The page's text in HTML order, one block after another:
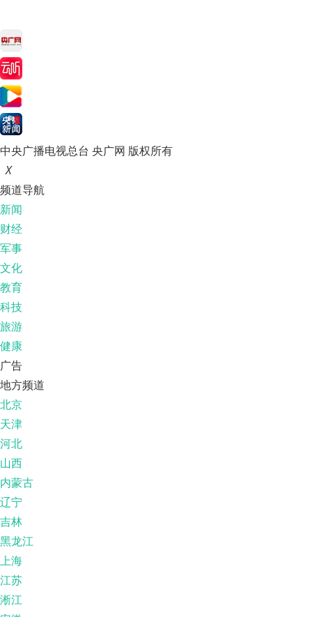
中央广播电视总台 央广网 版权所有
X
频道导航
新闻
财经
军事
文化
教育
科技
旅游
健康
广告
地方频道
北京
天津
河北
山西
内蒙古
辽宁
吉林
黑龙江
上海
江苏
淅江